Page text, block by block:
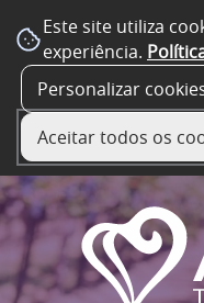
Este site utiliza
experiência.
Personalizar
Aceitar todos os